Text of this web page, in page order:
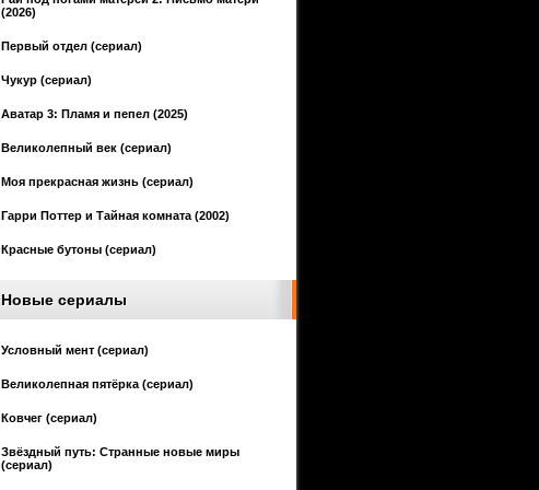
(2026)
Первый отдел (сериал)
Чукур (сериал)
Аватар 3: Пламя и пепел (2025)
Великолепный век (сериал)
Моя прекрасная жизнь (сериал)
Гарри Поттер и Тайная комната (2002)
Красные бутоны (сериал)
Новые сериалы
Условный мент (сериал)
Великолепная пятёрка (сериал)
Ковчег (сериал)
Звёздный путь: Странные новые миры
(сериал)